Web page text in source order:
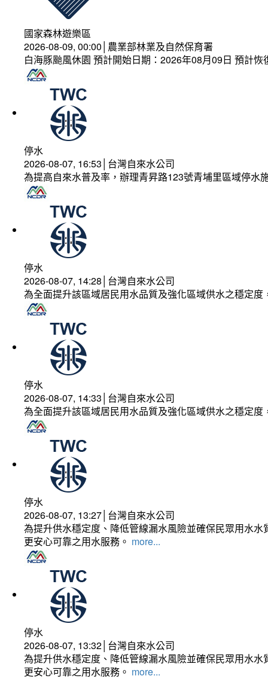
國家森林遊樂區
2026-08-09, 00:00│農業部林業及自然保育署
白海豚颱風休園 預計開始日期：2026年08月09日 預計
停水
2026-08-07, 16:53│台灣自來水公司
為提高自來水普及率，辦理青昇路123號青埔里區域停水
停水
2026-08-07, 14:28│台灣自來水公司
為全面提升該區域居民用水品質及強化區域供水之穩定
停水
2026-08-07, 14:33│台灣自來水公司
為全面提升該區域居民用水品質及強化區域供水之穩定
停水
2026-08-07, 13:27│台灣自來水公司
為提升供水穩定度、降低管線漏水風險並確保民眾用水
更安心可靠之用水服務。 more...
停水
2026-08-07, 13:32│台灣自來水公司
為提升供水穩定度、降低管線漏水風險並確保民眾用水
更安心可靠之用水服務。 more...